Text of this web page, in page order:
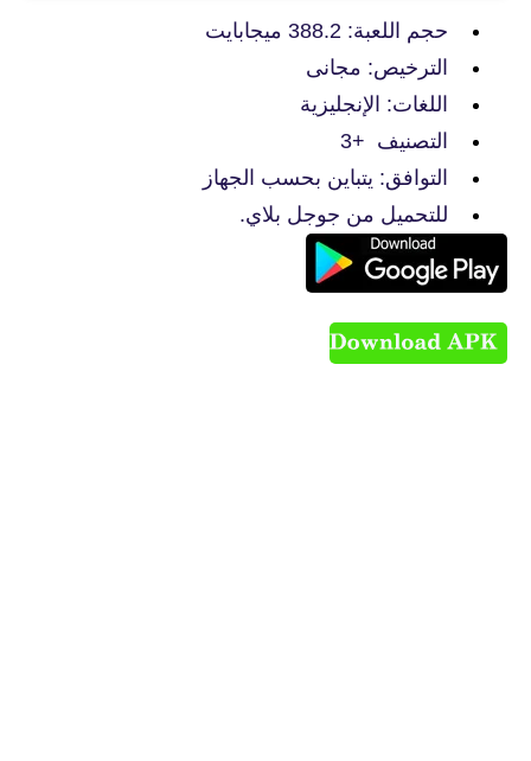
حجم اللعبة: 388.2 ميجابايت
الترخيص: مجانى
اللغات: الإنجليزية
التصنيف +3
التوافق: يتباين بحسب الجهاز
للتحميل من جوجل بلاي.